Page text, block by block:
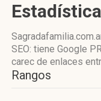
SEO: tiene Google
carec de enlaces
Rangos